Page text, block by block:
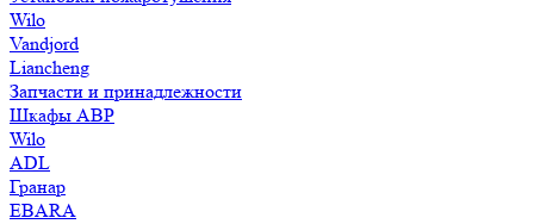
Wilo
Vandjord
Liancheng
Запчасти и принадлежности
Шкафы АВР
Wilo
ADL
Гранар
EBARA